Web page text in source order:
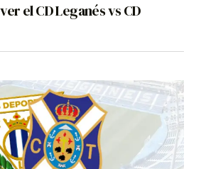
el CD Leganés vs CD